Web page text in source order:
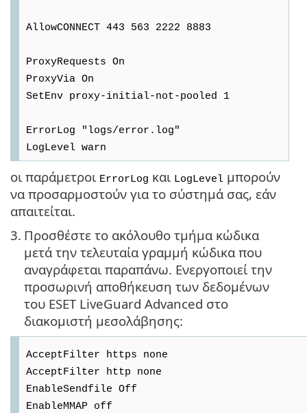
AllowCONNECT 443 563 2222 8883
ProxyRequests On
ProxyVia On
SetEnv proxy-initial-not-pooled 1
ErrorLog "logs/error.log"
LogLevel warn
οι παράμετροι ErrorLog και LogLevel μπορούν
να προσαρμοστούν για το σύστημά σας, εάν
απαιτείται.
3. Προσθέστε το ακόλουθο τμήμα κώδικα
μετά την τελευταία γραμμή κώδικα που
αναγράφεται παραπάνω. Ενεργοποιεί την
προσωρινή αποθήκευση των δεδομένων
του ESET LiveGuard Advanced στο
διακομιστή μεσολάβησης:
AcceptFilter https none
AcceptFilter http none
EnableSendfile Off
EnableMMAP off